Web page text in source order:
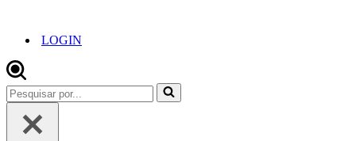
LOGIN
Pesquisar
por...